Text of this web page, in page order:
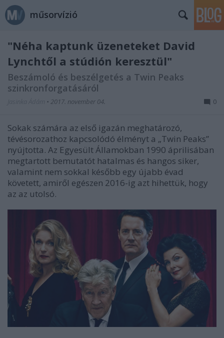
műsorvízió
"Néha kaptunk üzeneteket David
Lynchtől a stúdión keresztül"
Beszámoló és beszélgetés a Twin Peaks
szinkronforgatásáról
• 2017. november 04. 0
Sokak számára az első igazán meghatározó,
tévésorozathoz kapcsolódó élményt a „Twin Peaks”
nyújtotta. Az Egyesült Államokban 1990 áprilisában
megtartott bemutatót hatalmas és hangos siker,
valamint nem sokkal később egy újabb évad
követett, amiről egészen 2016-ig azt hihettük, hogy
az az utolsó.